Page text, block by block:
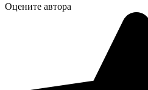
Оцените автора